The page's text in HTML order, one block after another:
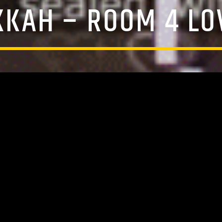
– ROOM 4